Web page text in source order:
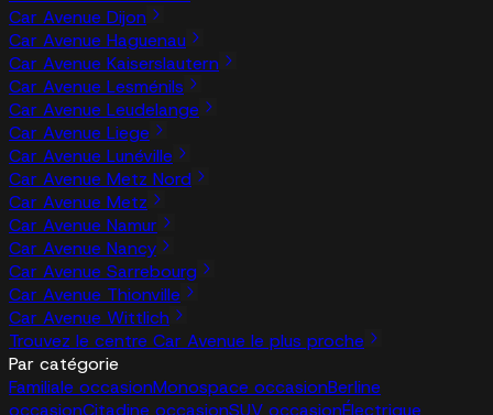
Car Avenue Dijon
Car Avenue Haguenau
Car Avenue Kaiserslautern
Car Avenue Lesménils
Car Avenue Leudelange
Car Avenue Liege
Car Avenue Lunéville
Car Avenue Metz Nord
Car Avenue Metz
Car Avenue Namur
Car Avenue Nancy
Car Avenue Sarrebourg
Car Avenue Thionville
Car Avenue Wittlich
Trouvez le centre Car Avenue le plus proche
Par catégorie
Familiale occasionMonospace occasionBerline
occasionCitadine occasionSUV occasionÉlectrique